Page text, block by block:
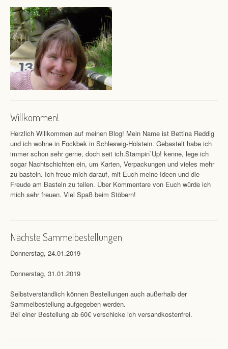
Willkommen!
Herzlich Willkommen auf meinen Blog! Mein Name ist Bettina Reddig
und ich wohne in Fockbek in Schleswig-Holstein. Gebastelt habe ich
immer schon sehr gerne, doch seit ich.Stampin`Up! kenne, lege ich
sogar Nachtschichten ein, um Karten, Verpackungen und vieles mehr
zu basteln. Ich freue mich darauf, mit Euch meine Ideen und die
Freude am Basteln zu teilen. Über Kommentare von Euch würde ich
mich sehr freuen. Viel Spaß beim Stöbern!
Nächste Sammelbestellungen
Donnerstag, 24.01.2019
Donnerstag, 31.01.2019
Selbstverständlich können Bestellungen auch außerhalb der
Sammelbestellung aufgegeben werden.
Bei einer Bestellung ab 60€ verschicke ich versandkostenfrei.